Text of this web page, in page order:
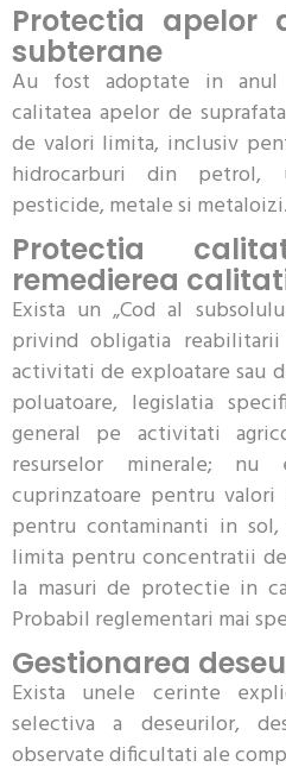
Protectia apelor
subterane
Au fost adoptate in anul
calitatea apelor de
de valori limita, inclusiv
hidrocarburi din petrol,
pesticide, metale si metaloizi.
Protectia
remedierea
Exista un „Cod al
privind obligatia
activitati de exploatare sau
poluatoare, legislatia
general pe activitati
resurselor minerale; nu
cuprinzatoare pentru
pentru contaminanti in
limita pentru concentratii
la masuri de protectie in
Probabil reglementari mai
Gestionarea
Exista unele cerinte
selectiva a deseurilor,
observate dificultati ale